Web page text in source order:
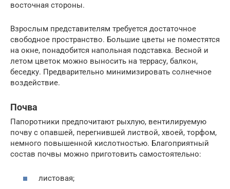
восточная стороны.
Взрослым представителям требуется достаточное
свободное пространство. Большие цветы не поместятся
на окне, понадобится напольная подставка. Весной и
летом цветок можно выносить на террасу, балкон,
беседку. Предварительно минимизировать солнечное
воздействие.
Почва
Папоротники предпочитают рыхлую, вентилируемую
почву с опавшей, перегнившей листвой, хвоей, торфом,
немного повышенной кислотностью. Благоприятный
состав почвы можно приготовить самостоятельно:
листовая;